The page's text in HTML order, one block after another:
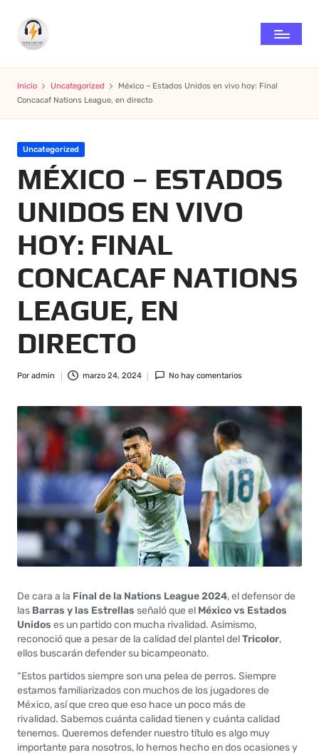
Saltar
Inicio Uncategorized
México – Estados Unidos en vivo hoy: Final
Concacaf Nations League, en directo
Uncategorized
MÉXICO – ESTADOS
UNIDOS EN VIVO
HOY: FINAL
CONCACAF NATIONS
LEAGUE, EN
DIRECTO
Por admin marzo 24, 2024 No hay comentarios
De cara a la Final de la Nations League 2024, el defensor de
las Barras y las Estrellas señaló que el México vs Estados
Unidos es un partido con mucha rivalidad. Asimismo,
reconoció que a pesar de la calidad del plantel delTricolor,
ellos buscarán defender su bicampeonato.
“Estos partidos siempre son una pelea de perros. Siempre
estamos familiarizados con muchos de los jugadores de
México, así que creo que eso hace un poco más de
rivalidad. Sabemos cuánta calidad tienen y cuánta calidad
tenemos. Queremos defender nuestro título es algo muy
importante para nosotros, lo hemos hecho en dos ocasiones y